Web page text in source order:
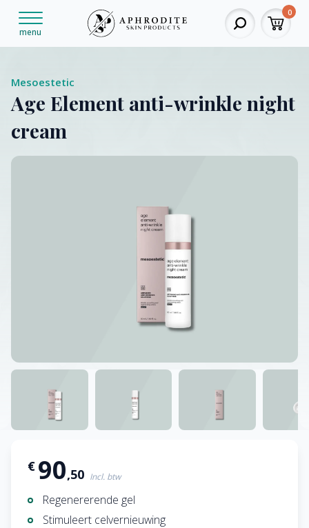
menu
0
Mesoestetic
Age Element anti-wrinkle night
cream
€ 90,50 Incl. btw
Regenererende gel
Stimuleert celvernieuwing